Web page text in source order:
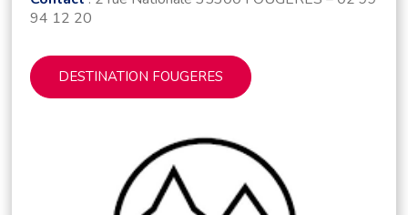
94 12 20
DESTINATION FOUGERES